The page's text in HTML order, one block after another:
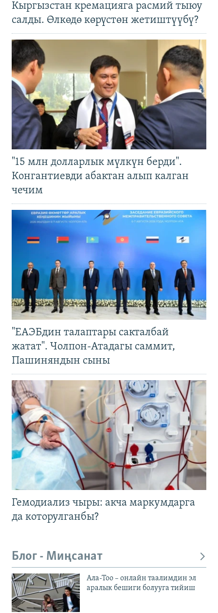
Кыргызстан кремацияга расмий тыюу
салды. Өлкөдө көрүстөн жетиштүүбү?
"15 млн долларлык мүлкүн берди".
Конгантиевди абактан алып калган
чечим
"ЕАЭБдин талаптары сакталбай
жатат". Чолпон-Атадагы саммит,
Пашиняндын сыны
Гемодиализ чыры: акча маркумдарга
да которулганбы?
Блог - Миңсанат
Ала-Тоо – онлайн таалимдин эл
аралык бешиги болууга тийиш